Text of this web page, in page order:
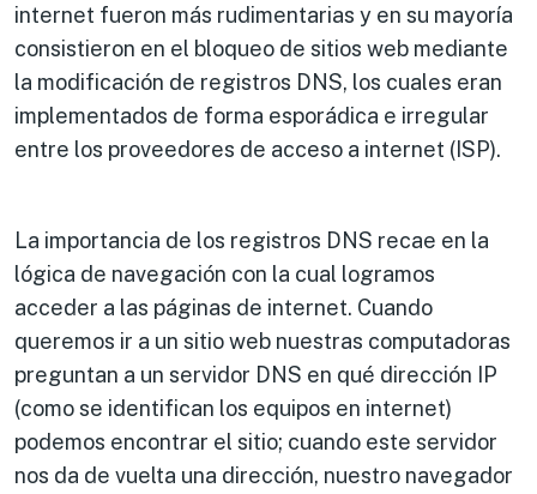
internet fueron más rudimentarias y en su mayoría
consistieron en el bloqueo de sitios web mediante
la modificación de registros DNS, los cuales eran
implementados de forma esporádica e irregular
entre los proveedores de acceso a internet (ISP).
La importancia de los registros DNS recae en la
lógica de navegación con la cual logramos
acceder a las páginas de internet. Cuando
queremos ir a un sitio web nuestras computadoras
preguntan a un servidor DNS en qué dirección IP
(como se identifican los equipos en internet)
podemos encontrar el sitio; cuando este servidor
nos da de vuelta una dirección, nuestro navegador